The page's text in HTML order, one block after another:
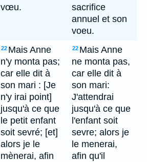
vœu.
sacrifice
annuel et son
voeu.
22 Mais Anne
n'y monta pas;
car elle dit à
son mari : [Je
n'y irai point]
jusqu'à ce que
le petit enfant
soit sevré; [et]
alors je le
mènerai, afin
22 Mais Anne
ne monta pas,
car elle dit à
son mari:
J'attendrai
jusqu'à ce que
l'enfant soit
sevre; alors je
le menerai,
afin qu'il